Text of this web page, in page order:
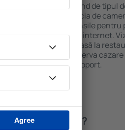
în Le Vigan depind de tipul
Oaspeții pot beneficia de
aer condiționat, ustensile pentru
prosoape și acces la internet.
pot comanda o masă la
piscină. În plus, pot rezerva
transport de la aeroport.
în Le Vigan?